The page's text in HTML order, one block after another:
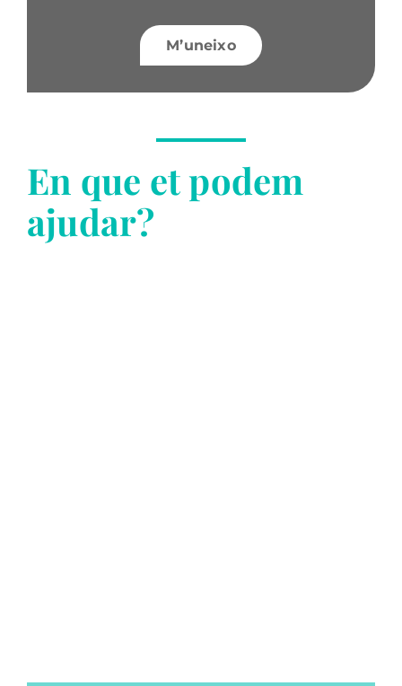
M’uneixo
En que et podem
ajudar?